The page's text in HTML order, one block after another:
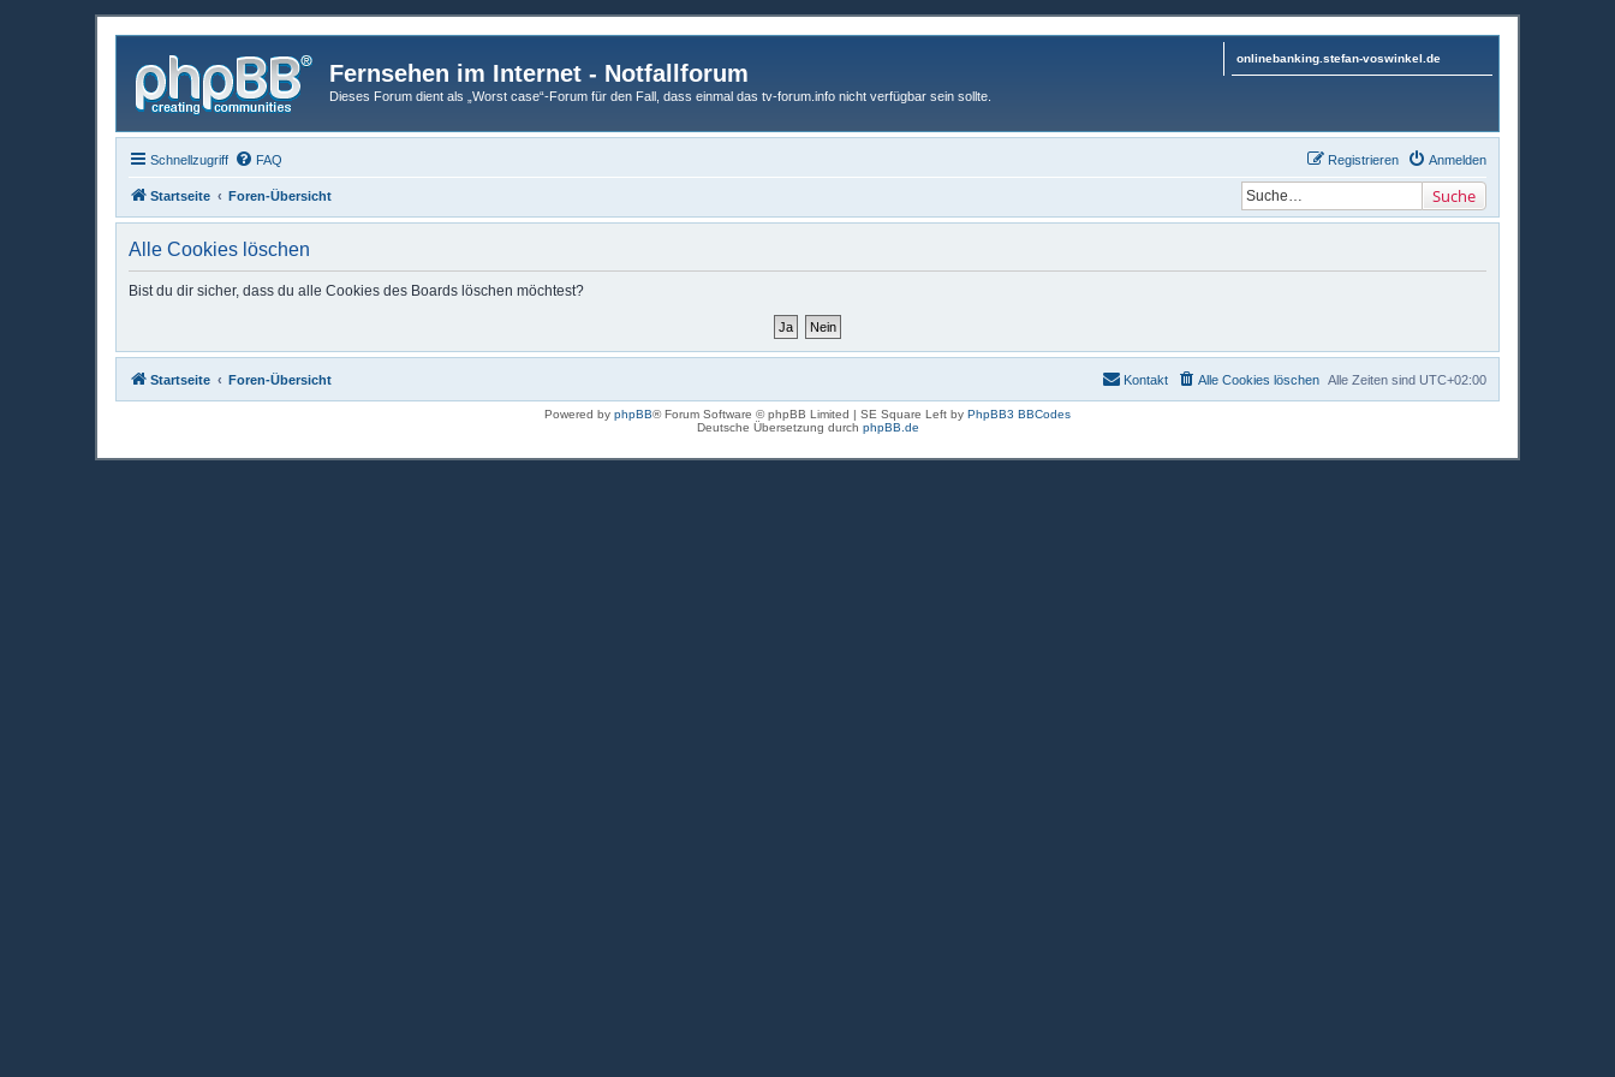
Fernsehen im Internet - Notfallforum
Dieses Forum dient als „Worst case“-Forum für den Fall, dass einmal das tv-forum.info nicht verfügbar sein sollte.
onlinebanking.stefan-voswinkel.de
Schnellzugriff FAQ Anmelden
Registrieren
Startseite Foren-Übersicht Suche
Alle Cookies löschen
Bist du dir sicher, dass du alle Cookies des Boards löschen möchtest?
Startseite Foren-Übersicht Alle Zeiten sind UTC+02:00
Alle Cookies löschen
Kontakt
Powered by phpBB® Forum Software © phpBB Limited | SE Square Left by PhpBB3 BBCodes
Deutsche Übersetzung durch phpBB.de